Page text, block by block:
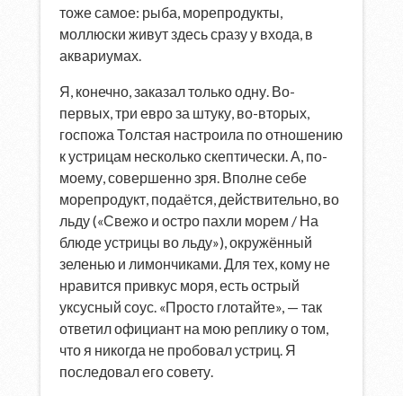
тоже самое: рыба, морепродукты,
моллюски живут здесь сразу у входа, в
аквариумах.
Я, конечно, заказал только одну. Во-
первых, три евро за штуку, во-вторых,
госпожа Толстая настроила по отношению
к устрицам несколько скептически. А, по-
моему, совершенно зря. Вполне себе
морепродукт, подаётся, действительно, во
льду («Свежо и остро пахли морем / На
блюде устрицы во льду»), окружённый
зеленью и лимончиками. Для тех, кому не
нравится привкус моря, есть острый
уксусный соус. «Просто глотайте», — так
ответил официант на мою реплику о том,
что я никогда не пробовал устриц. Я
последовал его совету.